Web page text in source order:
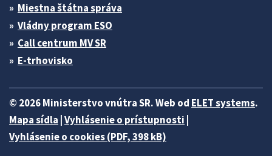
Miestna štátna správa
Vládny program ESO
Call centrum MV SR
E-trhovisko
© 2026 Ministerstvo vnútra SR. Web od ELET systems.
Mapa sídla Vyhlásenie o prístupnosti
Vyhlásenie o cookies (PDF, 398 kB)